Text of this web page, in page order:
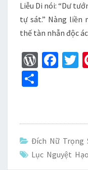
Liễu Di nói: “Dư
tự sát.” Nàng liền
thế tàn nhẫn độc
W
es
s
Fa
o
k
T
e
Đích Nữ Trọng
Lục Nguyệt